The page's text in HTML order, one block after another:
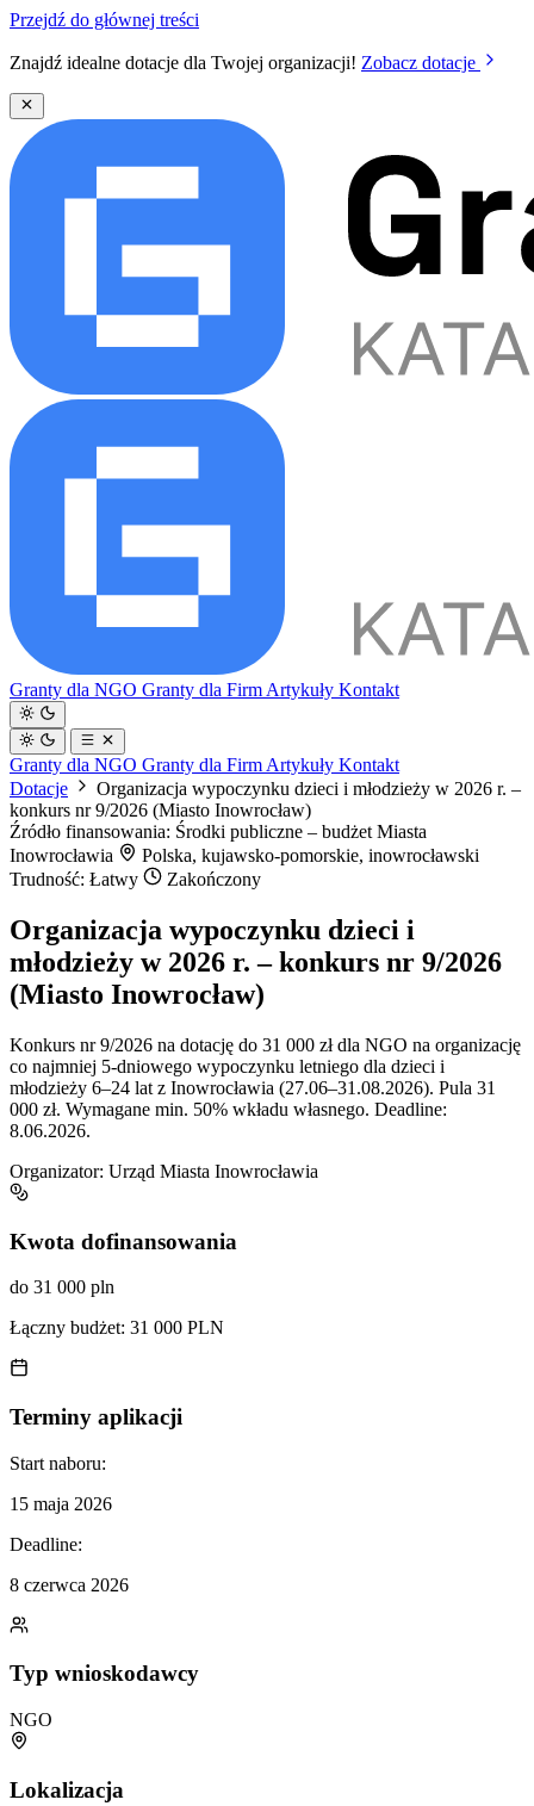
Przejdź do głównej treści
Znajdź idealne dotacje dla Twojej organizacji! Zobacz dotacje
Granty dla NGO Granty dla Firm Artykuły Kontakt
Granty dla NGO Granty dla Firm Artykuły Kontakt
Dotacje
Organizacja wypoczynku dzieci i młodzieży w 2026 r. –
konkurs nr 9/2026 (Miasto Inowrocław)
Źródło finansowania: Środki publiczne – budżet Miasta
Inowrocławia
Polska, kujawsko-pomorskie, inowrocławski
Trudność: Łatwy
Zakończony
Organizacja wypoczynku dzieci i
młodzieży w 2026 r. – konkurs nr 9/2026
(Miasto Inowrocław)
Konkurs nr 9/2026 na dotację do 31 000 zł dla NGO na organizację
co najmniej 5-dniowego wypoczynku letniego dla dzieci i
młodzieży 6–24 lat z Inowrocławia (27.06–31.08.2026). Pula 31
000 zł. Wymagane min. 50% wkładu własnego. Deadline:
8.06.2026.
Organizator: Urząd Miasta Inowrocławia
Kwota dofinansowania
do 31 000 pln
Łączny budżet: 31 000 PLN
Terminy aplikacji
Start naboru:
15 maja 2026
Deadline:
8 czerwca 2026
Typ wnioskodawcy
NGO
Lokalizacja